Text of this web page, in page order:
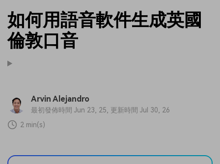
如何用語音軟件生成英國
倫敦口音
Arvin Alejandro
最初發佈時間 Jun 23, 25, 更新時間 Jul 30, 26
2 min(s)